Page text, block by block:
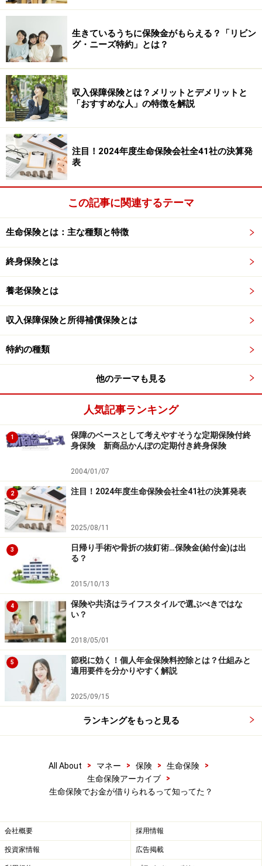
なお、元利金の合計が解約返戻金額を超えてしまった場
合は、返済しないと失効してしまう可能性もあります。
契約者貸付ができる生命保険
加入している契約が有効な保険で、契約者貸付の設定が
ある保険に限られます。貸付は解約返戻金の一定割合を
限度におこなわれるため、解約返戻金が少ないか、全く
ないような保険には契約者貸付の設定がありません。簡
単に言うと掛捨ての保険には設定がありません。また貯
蓄性の高い保険でも、加入して間もないような場合は、
可能額が少なすぎて借りられないこともあります。貯蓄
性のある保険であっても、商品の特性上設定がない場合
もあります。
貸付の設定があるかどうかは、加入時に受取った約款に
記載されています。また、保険会社のコールセンターに
教えてもらえます。
ちなみに、借入れを申し出た時にお金が手元に来るまで
の期間は、多くの保険会社では書類のやり取りがあるの
で1週間くらいの期間を要します。書類のやり取りが不
要な場合は、1～2日程度で指定口座に振り込まれること
もあります。いずれにせよ、ある程度は余裕をもって手
続きした方が無難です。
注意しておきたいこと
返済時期が自由で、保険会社から返済を催促されるよう
なことがあまりないので、借りた事を忘れてしまうこと
もあります。長期間借りたことによって元利金が大きく
なってしまい、返済のために、保険契約を解約しなけれ
ばならないような事態にはならないよう注意して下さ
い。
契約者貸付の制度内容は保険会社ごとに異なり、返済時
期に制限があるような保険会社もあります。制度の詳細
等については必ず各保険会社に確認して下さい。
※記事内容は執筆時点のものです。最新の内容をご確認くださ
い。
本記事の内容は一般的な情報提供を目的としており、特定の金融
商品や投資行動を推奨するものではありません。
投資や資産運用に関する最終的なご判断はご自身の責任において
行ってください。
掲載情報の正確性・完全性については十分に配慮しております
が、その内容を保証するものではなく、これに基づく損失・損害
【編集部からのお知らせ】
・「家計」について、アンケート（2026/8/31まで）
※謝礼付きの限定アンケートやモニター企画に参加が可能に
なります
生きているうちに保険金がもらえる？「リビン
グ・ニーズ特約」とは？
収入保障保険とは？メリットとデメリットと
「おすすめな人」の特徴を解説
注目！2024年度生命保険会社全41社の決算発
表
この記事に関連するテーマ
生命保険とは：主な種類と特徴
終身保険とは
養老保険とは
収入保障保険と所得補償保険とは
特約の種類
他のテーマも見る
人気記事ランキング
1
保障のベースとして考えやすそうな定期保険付終
身保険 新商品かんぽの定期付き終身保険
2004/01/07
2 注目！2024年度生命保険会社全41社の決算発表
2025/08/11
3
日帰り手術や骨折の抜釘術…保険金(給付金)は出
る？
2015/10/13
4
保険や共済はライフスタイルで選ぶべきではな
い？
2018/05/01
5
節税に効く！個人年金保険料控除とは？仕組みと
適用要件を分かりやすく解説
2025/09/15
ランキングをもっと見る
All About > マネー > 保険 > 生命保険
>
生命保険アーカイブ
>
生命保険でお金が借りられるって知ってた？
会社概要 採用情報
投資家情報 広告掲載